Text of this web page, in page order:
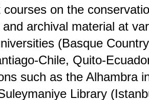
courses on the
archival material at
(Basque
Chile, Quito-
such as the Alhambra
Library